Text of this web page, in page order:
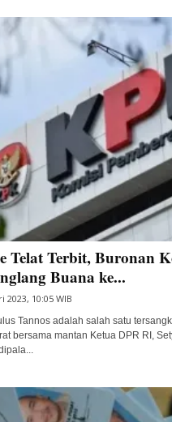
Telat Terbit, Buronan
Buana ke...
2023, 10:05 WIB
Tannos adalah salah satu
bersama mantan Ketua DPR RI,